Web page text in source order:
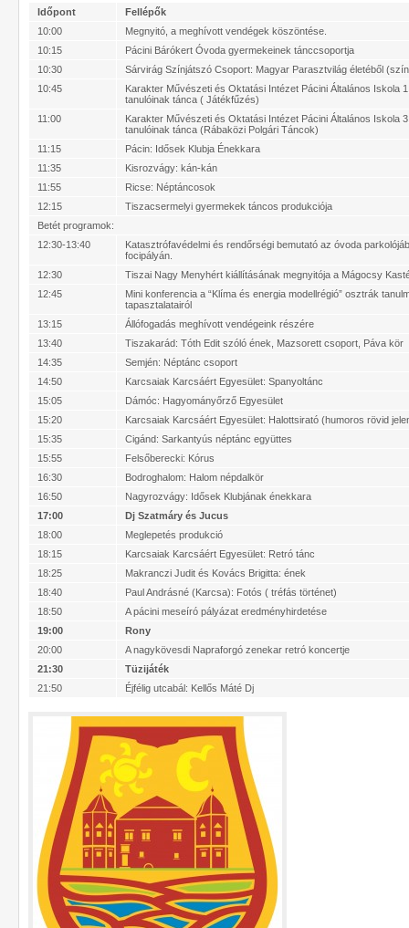
Időpont
Fellépők
10:00
Megnyitó, a meghívott vendégek köszöntése.
10:15
Pácini Bárókert Óvoda gyermekeinek tánccsoportja
10:30
Sárvirág Színjátszó Csoport: Magyar Parasztvilág életéből
10:45
Karakter Művészeti és Oktatási Intézet Pácini Általános Iskola
tanulóinak tánca ( Játékfűzés)
11:00
Karakter Művészeti és Oktatási Intézet Pácini Általános Iskola
tanulóinak tánca (Rábaközi Polgári Táncok)
11:15
Pácin: Idősek Klubja Énekkara
11:35
Kisrozvágy: kán-kán
11:55
Ricse: Néptáncosok
12:15
Tiszacsermelyi gyermekek táncos produkciója
Betét programok:
12:30-13:40
Katasztrófavédelmi és rendőrségi bemutató az óvoda
focipályán.
12:30
Tiszai Nagy Menyhért kiállításának megnyitója a Mágocsy
12:45
Mini konferencia a “Klíma és energia modellrégió” osztrák
tapasztalatairól
13:15
Állófogadás meghívott vendégeink részére
13:40
Tiszakarád: Tóth Edit szóló ének, Mazsorett csoport, Páva kör
14:35
Semjén: Néptánc csoport
14:50
Karcsaiak Karcsáért Egyesület: Spanyoltánc
15:05
Dámóc: Hagyományőrző Egyesület
15:20
Karcsaiak Karcsáért Egyesület: Halottsirató (humoros rövid
15:35
Cigánd: Sarkantyús néptánc együttes
15:55
Felsőberecki: Kórus
16:30
Bodroghalom: Halom népdalkör
16:50
Nagyrozvágy: Idősek Klubjának énekkara
17:00
Dj Szatmáry és Jucus
18:00
Meglepetés produkció
18:15
Karcsaiak Karcsáért Egyesület: Retró tánc
18:25
Makranczi Judit és Kovács Brigitta: ének
18:40
Paul Andrásné (Karcsa): Fotós ( tréfás történet)
18:50
A pácini meseíró pályázat eredményhirdetése
19:00
Rony
20:00
A nagykövesdi Napraforgó zenekar retró koncertje
21:30
Tüzijáték
21:50
Éjfélig utcabál: Kellős Máté Dj